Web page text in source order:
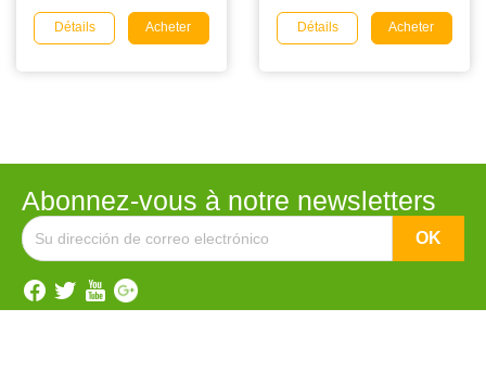
Détails Acheter Détails Acheter
Abonnez-vous à notre newsletters